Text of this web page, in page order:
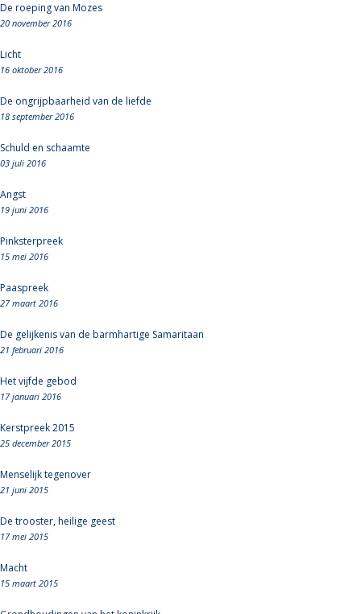
De roeping van Mozes
20 november 2016
Licht
16 oktober 2016
De ongrijpbaarheid van de liefde
18 september 2016
Schuld en schaamte
03 juli 2016
Angst
19 juni 2016
Pinksterpreek
15 mei 2016
Paaspreek
27 maart 2016
De gelijkenis van de barmhartige Samaritaan
21 februari 2016
Het vijfde gebod
17 januari 2016
Kerstpreek 2015
25 december 2015
Menselijk tegenover
21 juni 2015
De trooster, heilige geest
17 mei 2015
Macht
15 maart 2015